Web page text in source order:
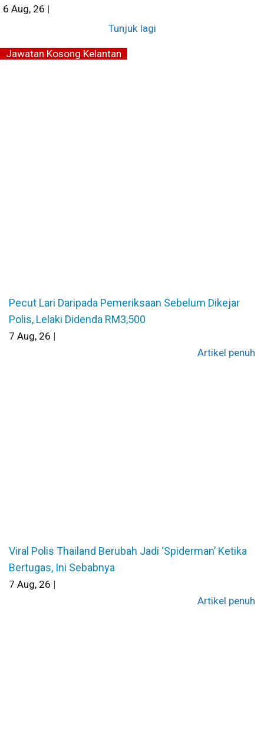
6 Aug, 26 |
Tunjuk lagi
Jawatan Kosong Kelantan
Pecut Lari Daripada Pemeriksaan Sebelum Dikejar
Polis, Lelaki Didenda RM3,500
7 Aug, 26 |
Artikel penuh
Viral Polis Thailand Berubah Jadi ‘Spiderman’ Ketika
Bertugas, Ini Sebabnya
7 Aug, 26 |
Artikel penuh